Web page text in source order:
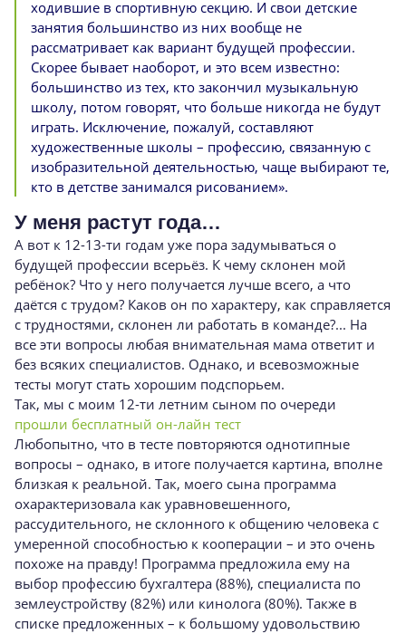
ходившие в спортивную секцию. И свои детские
занятия большинство из них вообще не
рассматривает как вариант будущей профессии.
Скорее бывает наоборот, и это всем известно:
большинство из тех, кто закончил музыкальную
школу, потом говорят, что больше никогда не будут
играть. Исключение, пожалуй, составляют
художественные школы – профессию, связанную с
изобразительной деятельностью, чаще выбирают те,
кто в детстве занимался рисованием».
У меня растут года…
А вот к 12-13-ти годам уже пора задумываться о
будущей профессии всерьёз. К чему склонен мой
ребёнок? Что у него получается лучше всего, а что
даётся с трудом? Каков он по характеру, как справляется
с трудностями, склонен ли работать в команде?... На
все эти вопросы любая внимательная мама ответит и
без всяких специалистов. Однако, и всевозможные
тесты могут стать хорошим подспорьем.
Так, мы с моим 12-ти летним сыном по очереди
прошли бесплатный он-лайн тест
Любопытно, что в тесте повторяются однотипные
вопросы – однако, в итоге получается картина, вполне
близкая к реальной. Так, моего сына программа
охарактеризовала как уравновешенного,
рассудительного, не склонного к общению человека с
умеренной способностью к кооперации – и это очень
похоже на правду! Программа предложила ему на
выбор профессию бухгалтера (88%), специалиста по
землеустройству (82%) или кинолога (80%). Также в
списке предложенных – к большому удовольствию